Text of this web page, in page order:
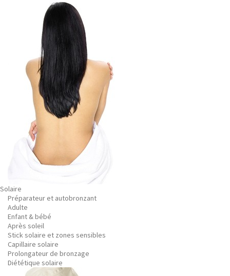
Solaire
Préparateur et autobronzant
Adulte
Enfant & bébé
Après soleil
Stick solaire et zones sensibles
Capillaire solaire
Prolongateur de bronzage
Diététique solaire